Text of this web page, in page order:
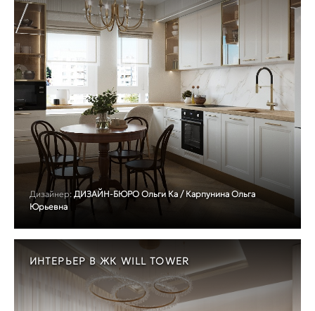
Дизайнер: ДИЗАЙН-БЮРО Ольги Ка / Карпунина Ольга
Юрьевна
ИНТЕРЬЕР В ЖК WILL TOWER